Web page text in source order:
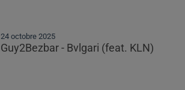
24 octobre 2025
Guy2Bezbar - Bvlgari (feat. KLN)